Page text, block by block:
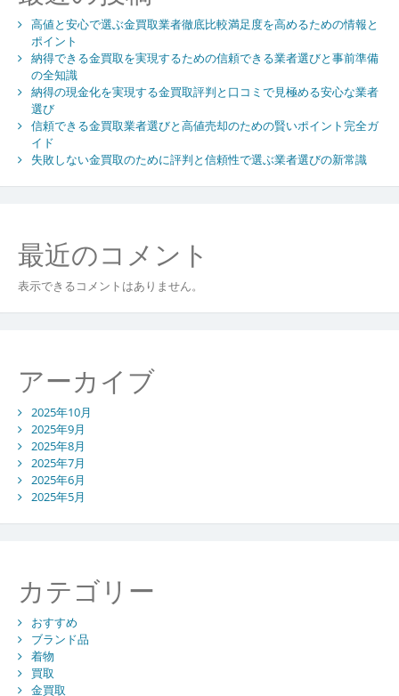
と
信
性
で
選
ぶ
者
常
識
高値と安心で選ぶ金買取業者徹底比較満足度を高めるための情報と
ポイント
納得できる金買取を実現するための信頼できる業者選びと事前準備
の全知識
納得の現金化を実現する金買取評判と口コミで見極める安心な業者
選び
信頼できる金買取業者選びと高値売却のための賢いポイント完全ガ
イド
失敗しない金買取のために評判と信頼性で選ぶ業者選びの新常識
最近のコメント
表示できるコメントはありません。
アーカイブ
2025年10月
2025年9月
2025年8月
2025年7月
2025年6月
2025年5月
カテゴリー
おすすめ
ブランド品
着物
買取
金買取